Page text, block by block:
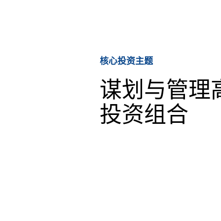
核心投资主题
谋划与管理
投资组合